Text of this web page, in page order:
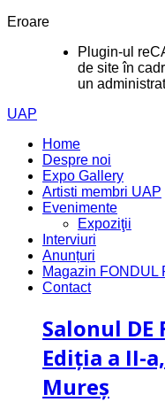
Eroare
Plugin-ul
de site în
un
UAP
Home
Despre noi
Expo Gallery
Artisti membri UAP
Evenimente
Expoziţii
Interviuri
Anunțuri
Magazin FONDUL
Contact
Salonul DE
Ediţia a II-
Mureş